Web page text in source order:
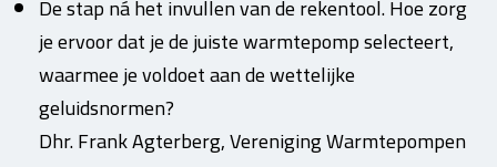
De stap ná het invullen van de rekentool. Hoe zorg
je ervoor dat je de juiste warmtepomp selecteert,
waarmee je voldoet aan de wettelijke
geluidsnormen?
Dhr. Frank Agterberg, Vereniging Warmtepompen